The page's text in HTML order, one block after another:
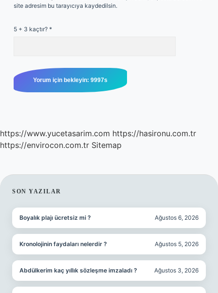
site adresim bu tarayıcıya kaydedilsin.
5 + 3 kaçtır? *
https://www.yucetasarim.com https://hasironu.com.tr
https://envirocon.com.tr Sitemap
SIDEBAR
SON YAZILAR
Boyalık plajı ücretsiz mi ? Ağustos 6, 2026
Kronolojinin faydaları nelerdir ? Ağustos 5, 2026
Abdülkerim kaç yıllık sözleşme imzaladı ? Ağustos 3, 2026